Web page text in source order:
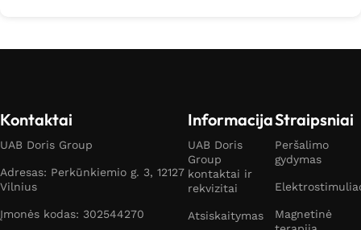
Kontaktai
UAB Doris Group
Adresas: Perkūnkiemio g. 3, 12127
Vilnius
Įmonės kodas: 302544270
Informacija
UAB Doris
Group
kontaktai ir
rekvizitai
Atsiskaitymas
Straipsniai
Peršalimo
gydymas
Magnetinė